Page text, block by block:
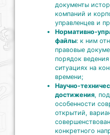
документы
компаний и
управленцев и
Нормативно-
файлы: к ним
правовые
порядок
ситуациях на
времени;
Научно-
достижения,
особенности
открытий,
конкретного